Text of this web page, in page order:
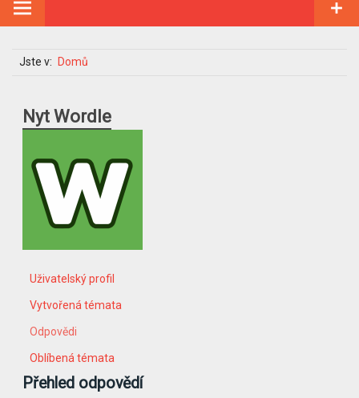
Jste v: Domů
Nyt Wordle
Uživatelský profil
Vytvořená témata
Odpovědi
Oblíbená témata
Přehled odpovědí